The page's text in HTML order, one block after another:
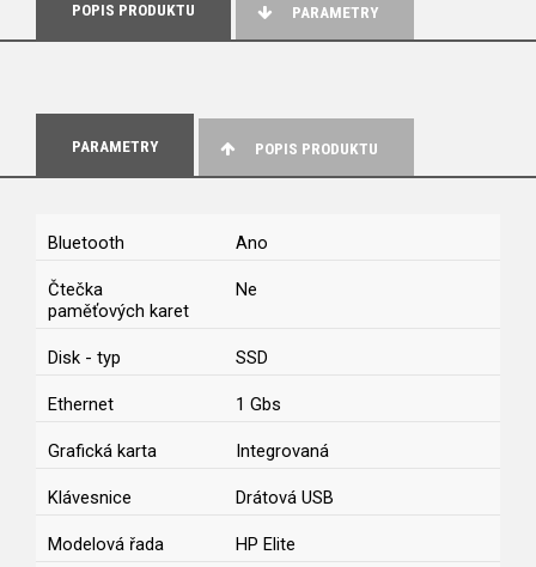
POPIS PRODUKTU PARAMETRY
PARAMETRY POPIS PRODUKTU
Bluetooth Ano
Čtečka
paměťových karet
Ne
Disk - typ SSD
Ethernet 1 Gbs
Grafická karta Integrovaná
Klávesnice Drátová USB
Modelová řada HP Elite